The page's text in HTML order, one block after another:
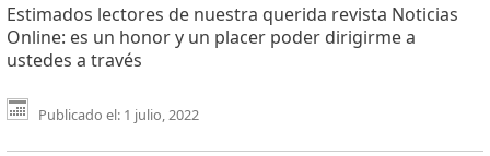
Estimados lectores de nuestra querida revista Noticias
Online: es un honor y un placer poder dirigirme a
ustedes a través
Publicado el: 1 julio, 2022